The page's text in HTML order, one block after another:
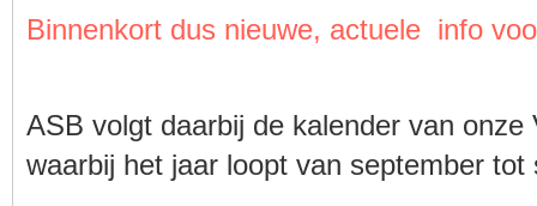
Binnenkort dus nieuwe, actuele info
ASB volgt daarbij de kalender van
waarbij het jaar loopt van september tot